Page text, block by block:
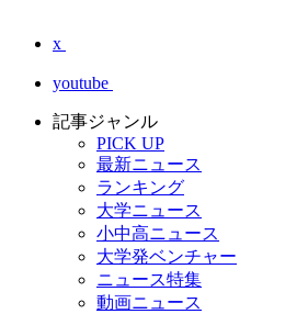
x
youtube
記事ジャンル
PICK UP
最新ニュース
ランキング
大学ニュース
小中高ニュース
大学発ベンチャー
ニュース特集
動画ニュース